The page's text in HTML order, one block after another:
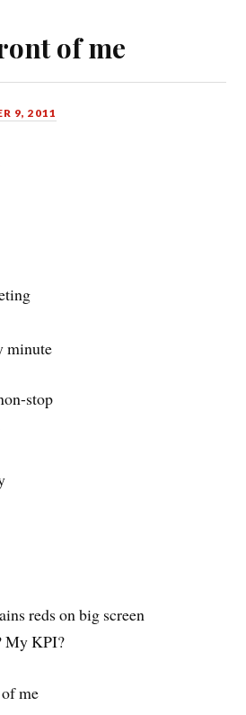
of me
9, 2011
minute
stop
reds on big screen
My KPI?
me